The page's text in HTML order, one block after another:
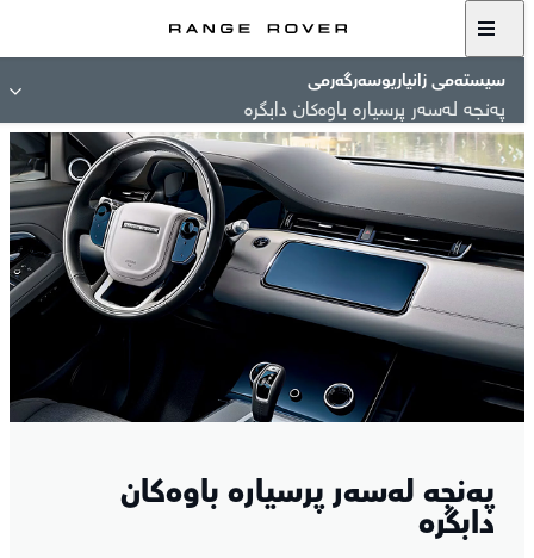
سیستەمی زانیاریوسەرگەرمی
پەنجە لەسەر پرسیارە باوەکان دابگرە
پەنجە لەسەر پرسیارە باوەکان
دابگرە